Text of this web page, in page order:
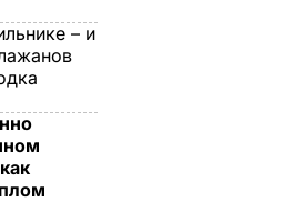
– и